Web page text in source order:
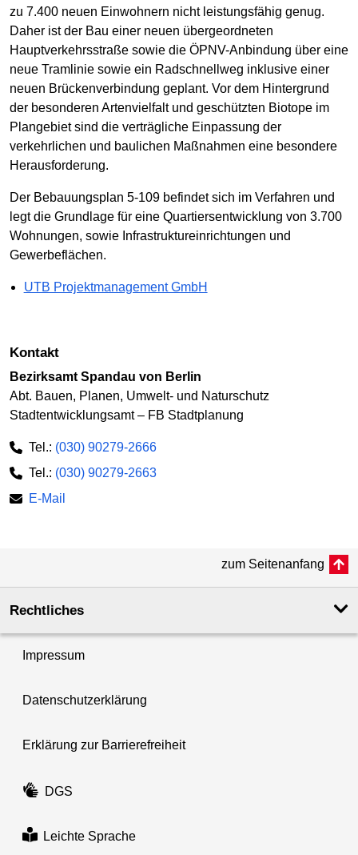
zu 7.400 neuen Einwohnern nicht leistungsfähig genug.
Daher ist der Bau einer neuen übergeordneten
Hauptverkehrsstraße sowie die ÖPNV-Anbindung über eine
neue Tramlinie sowie ein Radschnellweg inklusive einer
neuen Brückenverbindung geplant. Vor dem Hintergrund
der besonderen Artenvielfalt und geschützten Biotope im
Plangebiet sind die verträgliche Einpassung der
verkehrlichen und baulichen Maßnahmen eine besondere
Herausforderung.
Der Bebauungsplan 5-109 befindet sich im Verfahren und
legt die Grundlage für eine Quartiersentwicklung von 3.700
Wohnungen, sowie Infrastruktureinrichtungen und
Gewerbeflächen.
UTB Projektmanagement GmbH
Kontakt
Bezirksamt Spandau von Berlin
Abt. Bauen, Planen, Umwelt- und Naturschutz
Stadtentwicklungsamt – FB Stadtplanung
Tel.: (030) 90279-2666
Tel.: (030) 90279-2663
E-Mail
zum Seitenanfang
Rechtliches
Impressum
Datenschutzerklärung
Erklärung zur Barrierefreiheit
DGS
Leichte Sprache